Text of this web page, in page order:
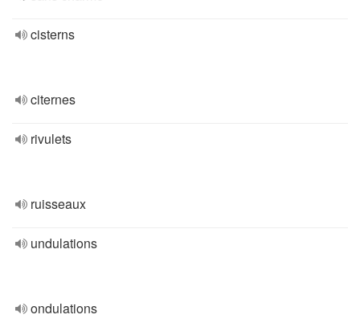
cisterns
citernes
rivulets
ruisseaux
undulations
ondulations